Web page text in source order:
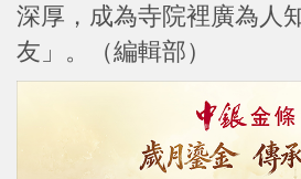
深厚，成為寺院裡廣為人
友」。（編輯部）